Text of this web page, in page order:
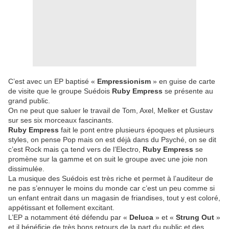
C’est avec un EP baptisé « Empressionism » en guise de carte
de visite que le groupe Suédois Ruby Empress se présente au
grand public.
On ne peut que saluer le travail de Tom, Axel, Melker et Gustav
sur ses six morceaux fascinants.
Ruby Empress fait le pont entre plusieurs époques et plusieurs
styles, on pense Pop mais on est déjà dans du Psyché, on se dit
c’est Rock mais ça tend vers de l’Electro, Ruby Empress se
promène sur la gamme et on suit le groupe avec une joie non
dissimulée.
La musique des Suédois est très riche et permet à l’auditeur de
ne pas s’ennuyer le moins du monde car c’est un peu comme si
un enfant entrait dans un magasin de friandises, tout y est coloré,
appétissant et follement excitant.
L’EP a notamment été défendu par « Deluca » et « Strung Out »
et il bénéficie de très bons retours de la part du public et des